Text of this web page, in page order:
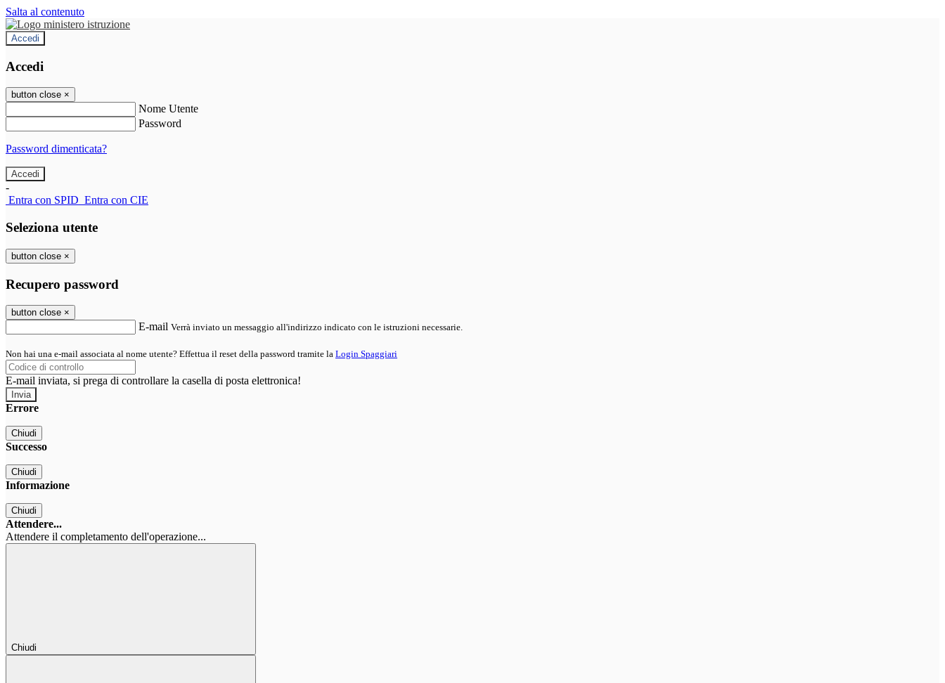
Salta al contenuto
Accedi
Accedi
button close ×
Nome Utente
Password
Password dimenticata?
-
Entra con SPID Entra con CIE
Seleziona utente
button close ×
Recupero password
button close ×
E-mail Verrà inviato un messaggio all'indirizzo indicato con le istruzioni necessarie.
Non hai una e-mail associata al nome utente? Effettua il reset della password tramite la Login Spaggiari
E-mail inviata, si prega di controllare la casella di posta elettronica!
Errore
Chiudi
Successo
Chiudi
Informazione
Chiudi
Attendere...
Attendere il completamento dell'operazione...
Chiudi